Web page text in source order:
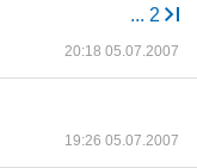
... 2
20:18 05.07.2007
19:26 05.07.2007